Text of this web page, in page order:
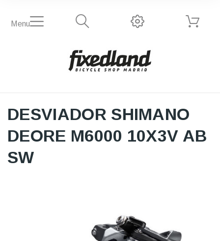
Menu
DESVIADOR SHIMANO
DEORE M6000 10X3V AB
SW